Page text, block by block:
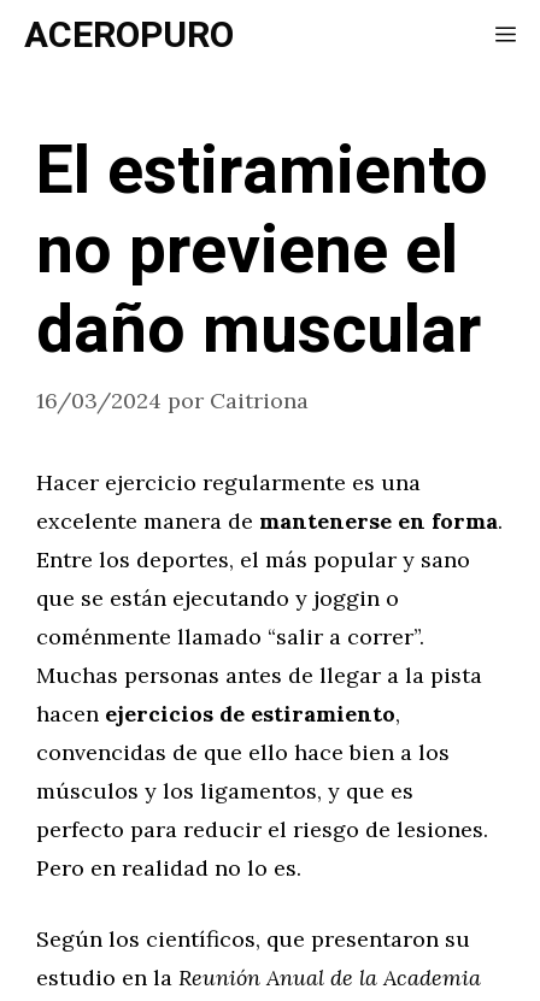
Saltar
ACEROPURO
El estiramiento
no previene el
daño muscular
16/03/2024 por Caitriona
Hacer ejercicio regularmente es una
excelente manera de mantenerse en forma.
Entre los deportes, el más popular y sano
que se están ejecutando y joggin o
coménmente llamado “salir a correr”.
Muchas personas antes de llegar a la pista
hacen ejercicios de estiramiento,
convencidas de que ello hace bien a los
músculos y los ligamentos, y que es
perfecto para reducir el riesgo de lesiones.
Pero en realidad no lo es.
Según los científicos, que presentaron su
estudio en la Reunión Anual de la Academia